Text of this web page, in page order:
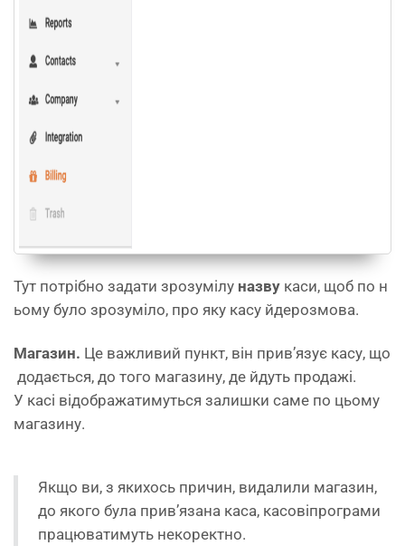
Тут потрібно задати зрозумілу назву каси, щоб по н
ьому було зрозуміло, про яку касу йдерозмова.
Магазин. Це важливий пункт, він прив’язує касу, що
додається, до того магазину, де йдуть продажі.
У касі відображатимуться залишки саме по цьому
магазину.
Якщо ви, з якихось причин, видалили магазин,
до якого була прив’язана каса, касовіпрограми
працюватимуть некоректно.